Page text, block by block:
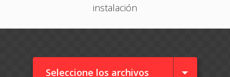
instalación
Seleccione los archivos